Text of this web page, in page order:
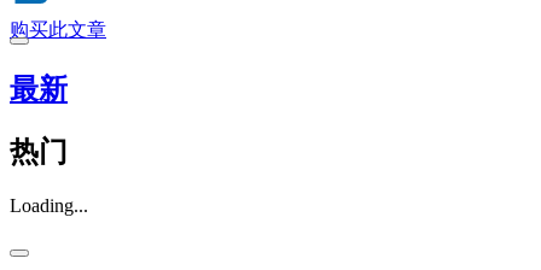
购买此文章
最新
热门
Loading...